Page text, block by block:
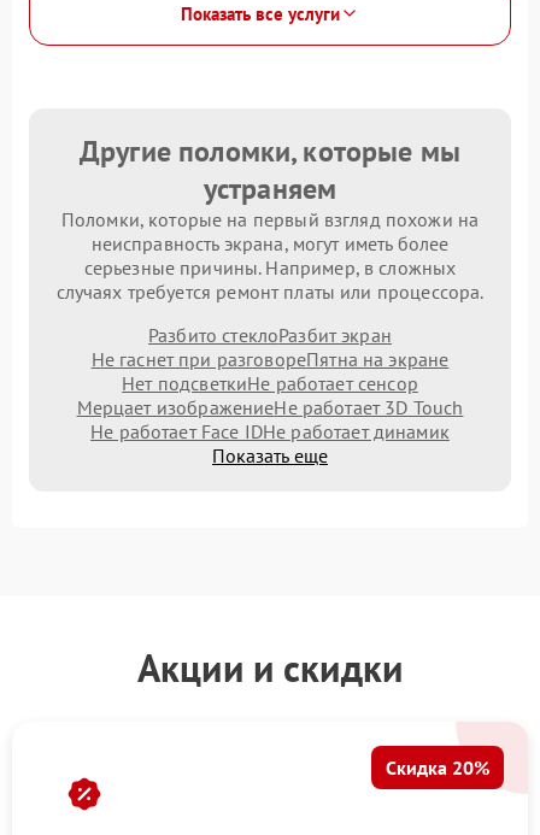
Показать все услуги
Другие поломки, которые мы
устраняем
Поломки, которые на первый взгляд похожи на
неисправность экрана, могут иметь более
серьезные причины. Например, в сложных
случаях требуется ремонт платы или процессора.
Разбито стеклоРазбит экран
Не гаснет при разговореПятна на экране
Нет подсветкиНе работает сенсор
Мерцает изображениеНе работает 3D Touch
Не работает Face IDНе работает динамик
Показать еще
Акции и скидки
Скидка 20%